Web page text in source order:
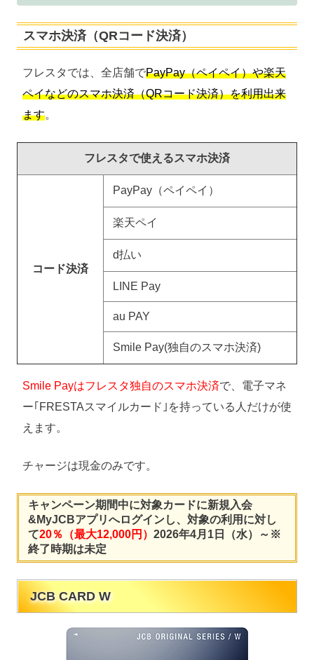
スマホ決済（QRコード決済）
フレスタでは、全店舗でPayPay（ペイペイ）や楽天
ペイなどのスマホ決済（QRコード決済）を利用出来
ます。
フレスタで使えるスマホ決済
コード決済
PayPay（ペイペイ）
楽天ペイ
d払い
LINE Pay
au PAY
Smile Pay(独自のスマホ決済)
Smile Payはフレスタ独自のスマホ決済で、電子マネ
ー｢FRESTAスマイルカード｣を持っている人だけが使
えます。
チャージは現金のみです。
キャンペーン期間中に対象カードに新規入会
&MyJCBアプリへログインし、対象の利用に対し
て20％（最大12,000円） 2026年4月1日（水）～※
終了時期は未定
JCB CARD W